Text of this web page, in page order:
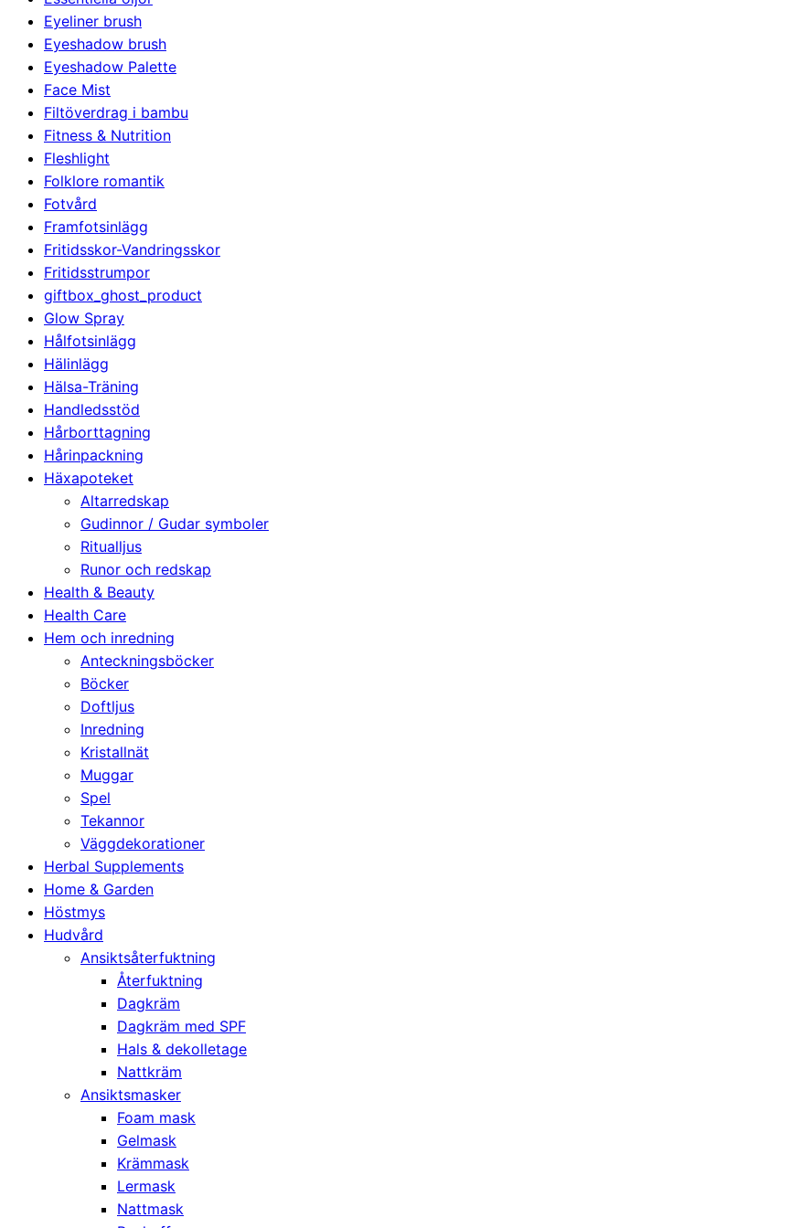
Eyeliner brush
Eyeshadow brush
Eyeshadow Palette
Face Mist
Filtöverdrag i bambu
Fitness & Nutrition
Fleshlight
Folklore romantik
Fotvård
Framfotsinlägg
Fritidsskor-Vandringsskor
Fritidsstrumpor
giftbox_ghost_product
Glow Spray
Hålfotsinlägg
Hälinlägg
Hälsa-Träning
Handledsstöd
Hårborttagning
Hårinpackning
Häxapoteket
Altarredskap
Gudinnor / Gudar symboler
Ritualljus
Runor och redskap
Health & Beauty
Health Care
Hem och inredning
Anteckningsböcker
Böcker
Doftljus
Inredning
Kristallnät
Muggar
Spel
Tekannor
Väggdekorationer
Herbal Supplements
Home & Garden
Höstmys
Hudvård
Ansiktsåterfuktning
Återfuktning
Dagkräm
Dagkräm med SPF
Hals & dekolletage
Nattkräm
Ansiktsmasker
Foam mask
Gelmask
Krämmask
Lermask
Nattmask